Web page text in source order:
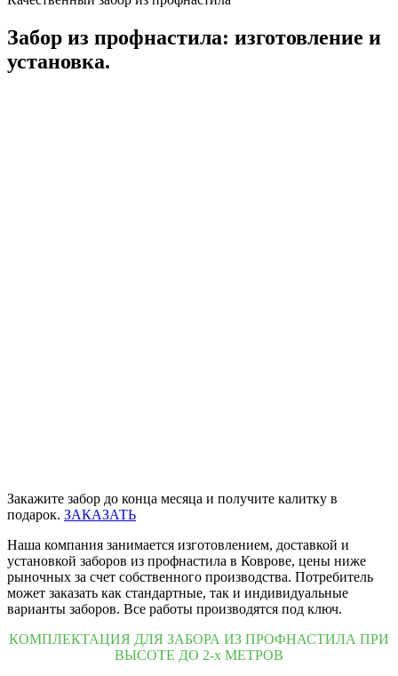
Забор из профнастила: изготовление и
установка.
Закажите забор до конца месяца и получите калитку в
подарок. ЗАКАЗАТЬ
Наша компания занимается изготовлением, доставкой и
установкой заборов из профнастила в Коврове, цены ниже
рыночных за счет собственного производства. Потребитель
может заказать как стандартные, так и индивидуальные
варианты заборов. Все работы производятся под ключ.
КОМПЛЕКТАЦИЯ ДЛЯ ЗАБОРА ИЗ ПРОФНАСТИЛА ПРИ
ВЫСОТЕ ДО 2-х МЕТРОВ